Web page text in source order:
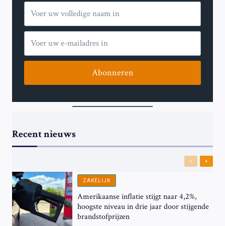
Abonneren
Recent nieuws
Previous
Next
ZAKELIJK
Amerikaanse inflatie stijgt naar 4,2%,
hoogste niveau in drie jaar door stijgende
brandstofprijzen